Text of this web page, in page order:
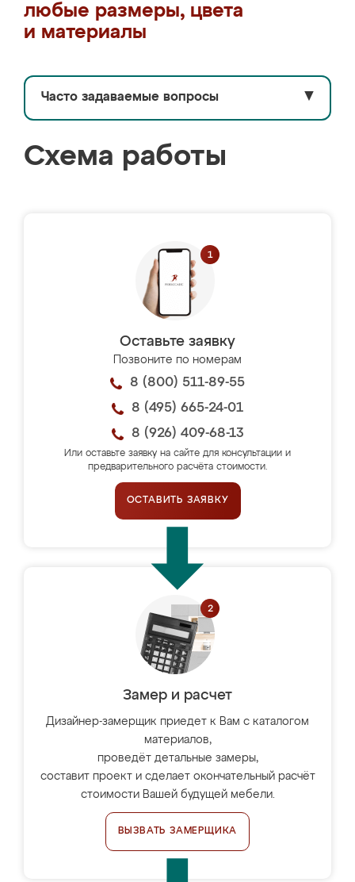
любые размеры, цвета
и материалы
Часто задаваемые вопросы ▼
Схема работы
Оставьте заявку
Позвоните по номерам
8 (800) 511-89-55
8 (495) 665-24-01
8 (926) 409-68-13
Или оставьте заявку на сайте для консультации и
предварительного расчёта стоимости.
ОСТАВИТЬ ЗАЯВКУ
Замер и расчет
Дизайнер-замерщик приедет к Вам с каталогом
материалов,
проведёт детальные замеры,
составит проект и сделает окончательный расчёт
стоимости Вашей будущей мебели.
ВЫЗВАТЬ ЗАМЕРЩИКА